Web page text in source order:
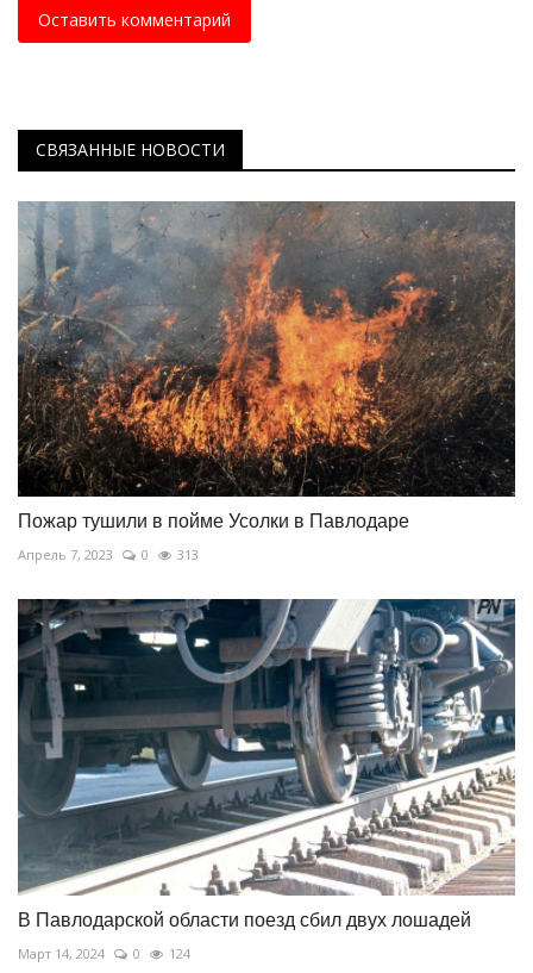
Оставить комментарий
СВЯЗАННЫЕ НОВОСТИ
Пожар тушили в пойме Усолки в Павлодаре
Апрель 7, 2023 0 313
В Павлодарской области поезд сбил двух лошадей
Март 14, 2024 0 124